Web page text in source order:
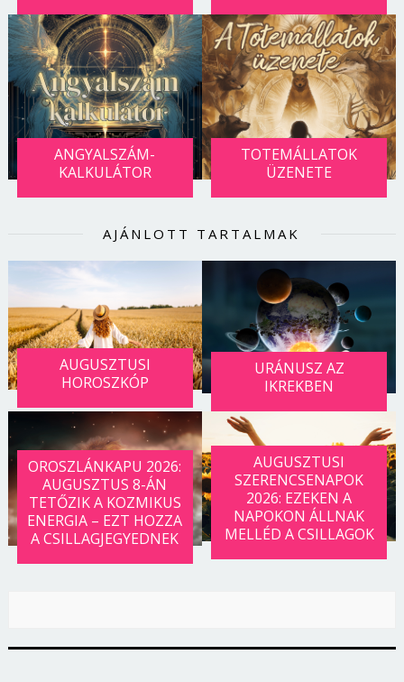
ANGYALSZÁM-
KALKULÁTOR
TOTEMÁLLATOK
ÜZENETE
AJÁNLOTT TARTALMAK
AUGUSZTUSI
HOROSZKÓP
URÁNUSZ AZ
IKREKBEN
OROSZLÁNKAPU 2026:
AUGUSZTUS 8-ÁN
TETŐZIK A KOZMIKUS
ENERGIA – EZT HOZZA
A CSILLAGJEGYEDNEK
AUGUSZTUSI
SZERENCSENAPOK
2026: EZEKEN A
NAPOKON ÁLLNAK
MELLÉD A CSILLAGOK